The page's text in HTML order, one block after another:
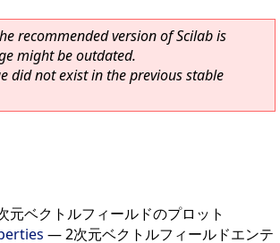
recommended version of Scilab is
might be outdated.
did not exist in the previous stable
元ベクトルフィールドのプロット
—2次元ベクトルフィールドエンテ